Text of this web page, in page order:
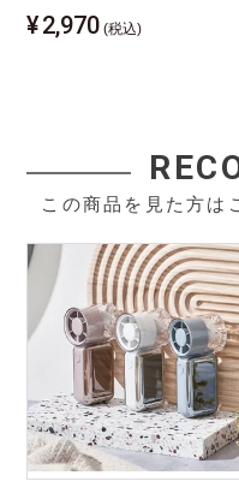
¥2,970 (税込)
この商品を見た方は